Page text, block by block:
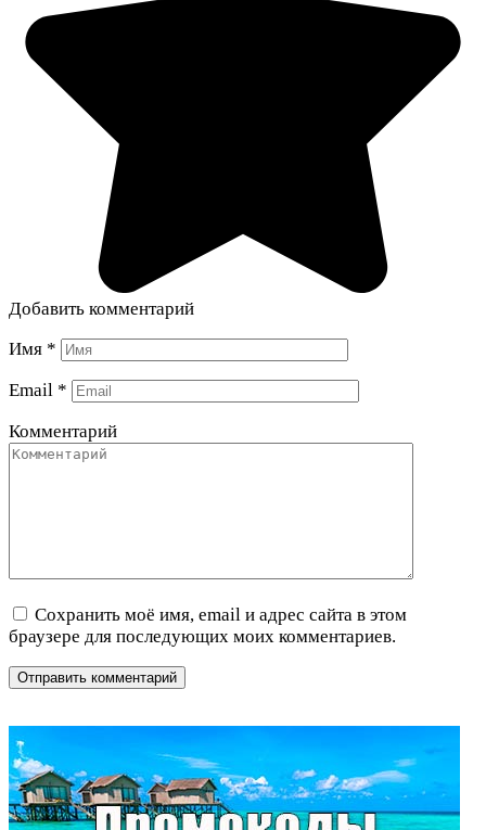
Добавить комментарий
Имя *
Email *
Комментарий
Сохранить моё имя, email и адрес сайта в этом
браузере для последующих моих комментариев.